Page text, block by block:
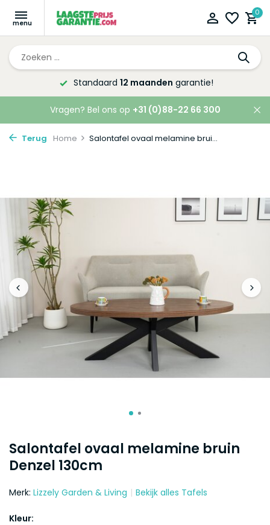
0
Altijd de laagsteprijsgarantie!
Vragen? Bel ons op +31 (0)88-22 66 300
Terug Home Salontafel ovaal melamine brui...
Salontafel ovaal melamine bruin
Denzel 130cm
Merk: Lizzely Garden & Living Bekijk alles Tafels
Kleur: